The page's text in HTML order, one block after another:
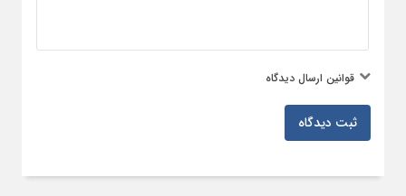
قوانین ارسال دیدگاه
ثبت دیدگاه